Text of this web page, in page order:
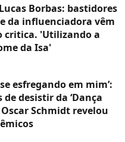
Borbas: bastidores
da influenciadora vêm
critica. 'Utilizando a
da Isa'
esfregando em mim’:
de desistir da ‘Dança
Oscar Schmidt revelou